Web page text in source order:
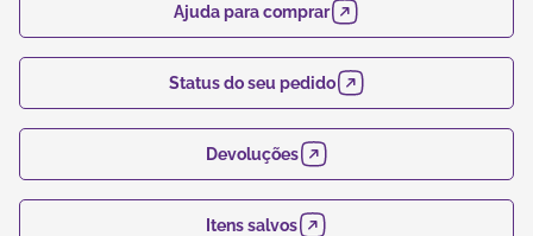
Ajuda para comprar
Status do seu pedido
Devoluções
Itens salvos